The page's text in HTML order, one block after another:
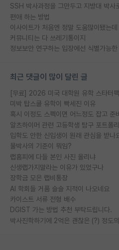
편애 하는 방법
이사이트가 처음엔 정말 도움많이됐는데
커뮤니티는 다 쓰레기통이지
최근 댓글이 많이 달린 글
미박 탑스쿨 유학이 빡세진 이유
혹시 이정도 스펙이면 어느정도 잡고 준
알츠하이머 관련 고등학생 탐구 포트폴
입학도 안한 신입생이 원래 관심을 받나
물박사의 기준이 뭐임?
랩홈피에 다들 본인 사진 올리냐
신생랩가지말라는 이유가 있었구나
장학금 모은 랩비통장
AI 학회들 거품 슬슬 지적이 나오네요
카이스트 서류 전형 배수
DGIST 가는 방법 추천 부탁드립니다.